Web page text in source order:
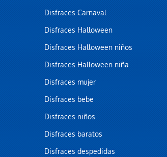
Disfraces Carnaval
Disfraces Halloween
Disfraces Halloween niños
Disfraces Halloween niña
Disfraces mujer
Disfraces bebe
Disfraces niños
Disfraces baratos
Disfraces despedidas